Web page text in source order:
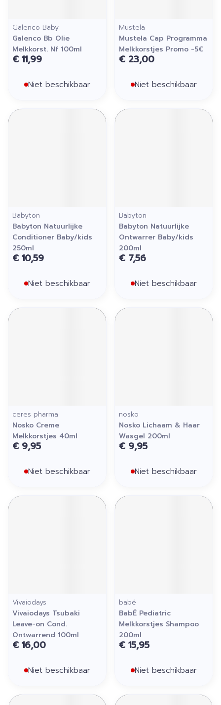
Galenco Baby
Galenco Bb Olie
Melkkorst. Nf 100ml
€ 11,99
Niet beschikbaar
Mustela
Mustela Cap Programma
Melkkorstjes Promo -5€
€ 23,00
Niet beschikbaar
Babyton
Babyton Natuurlijke
Conditioner Baby/kids
250ml
€ 10,59
Niet beschikbaar
Babyton
Babyton Natuurlijke
Ontwarrer Baby/kids
200ml
€ 7,56
Niet beschikbaar
ceres pharma
Nosko Creme
Melkkorstjes 40ml
€ 9,95
Niet beschikbaar
nosko
Nosko Lichaam & Haar
Wasgel 200ml
€ 9,95
Niet beschikbaar
Vivaiodays
Vivaiodays Tsubaki
Leave-on Cond.
Ontwarrend 100ml
€ 16,00
Niet beschikbaar
babé
BabÉ Pediatric
Melkkorstjes Shampoo
200ml
€ 15,95
Niet beschikbaar